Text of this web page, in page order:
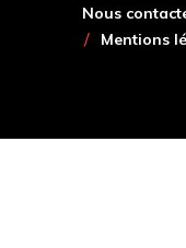
Nous
Mentions